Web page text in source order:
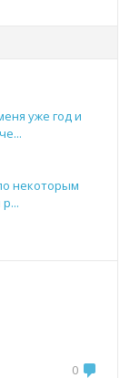
уже год и
некоторым
0